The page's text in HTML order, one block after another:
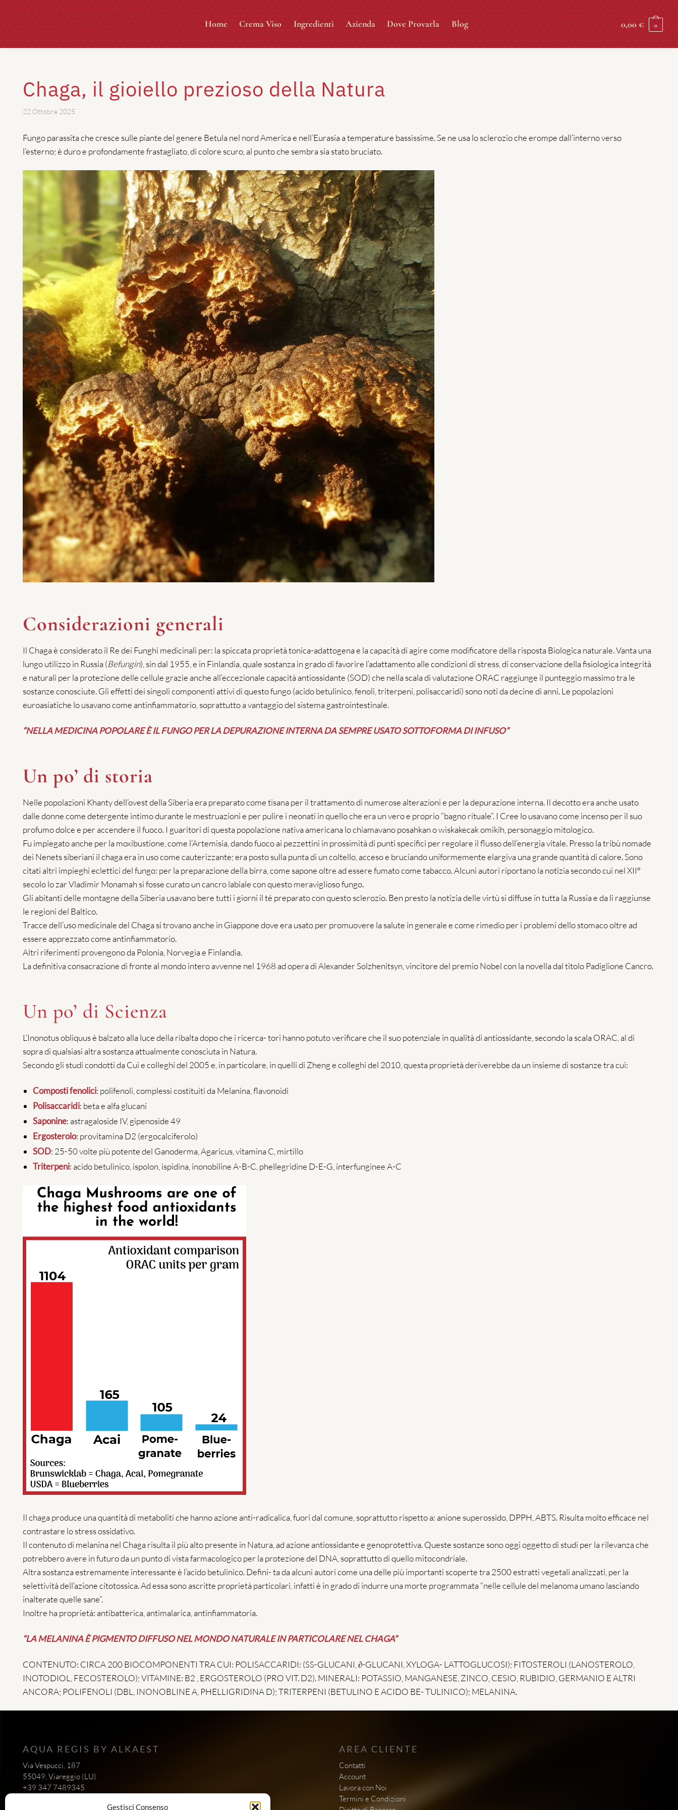
Gestisci Consenso
Home Crema Viso Ingredienti Azienda Dove Provarla Blog 0,00 € 0
Chaga, il gioiello prezioso della Natura
22 Ottobre 2025
Fungo parassita che cresce sulle piante del genere Betula nel nord America e nell’Eurasia a temperature bassissime. Se ne usa lo sclerozio che erompe dall’interno verso
l’esterno; è duro e profondamente frastagliato, di colore scuro, al punto che sembra sia stato bruciato.
Considerazioni generali
Il Chaga è considerato il Re dei Funghi medicinali per: la spiccata proprietà tonica-adattogena e la capacità di agire come modificatore della risposta Biologica naturale. Vanta una
lungo utilizzo in Russia (Befungin), sin dal 1955, e in Finlandia, quale sostanza in grado di favorire l’adattamento alle condizioni di stress, di conservazione della fisiologica integrità
e naturali per la protezione delle cellule grazie anche all’eccezionale capacità antiossidante (SOD) che nella scala di valutazione ORAC raggiunge il punteggio massimo tra le
sostanze conosciute. Gli effetti dei singoli componenti attivi di questo fungo (acido betulinico, fenoli, triterpeni, polisaccaridi) sono noti da decine di anni. Le popolazioni
euroasiatiche lo usavano come antinfiammatorio, soprattutto a vantaggio del sistema gastrointestinale.
“NELLA MEDICINA POPOLARE È IL FUNGO PER LA DEPURAZIONE INTERNA DA SEMPRE USATO SOTTOFORMA DI INFUSO”
Un po’ di storia
Nelle popolazioni Khanty dell’ovest della Siberia era preparato come tisana per il trattamento di numerose alterazioni e per la depurazione interna. Il decotto era anche usato
dalle donne come detergente intimo durante le mestruazioni e per pulire i neonati in quello che era un vero e proprio “bagno rituale”. I Cree lo usavano come incenso per il suo
profumo dolce e per accendere il fuoco. I guaritori di questa popolazione nativa americana lo chiamavano posahkan o wiskakecak omikih, personaggio mitologico.
Fu impiegato anche per la moxibustione, come l’Artemisia, dando fuoco ai pezzettini in prossimità di punti specifici per regolare il flusso dell’energia vitale. Presso la tribù nomade
dei Nenets siberiani il chaga era in uso come cauterizzante; era posto sulla punta di un coltello, acceso e bruciando uniformemente elargiva una grande quantità di calore. Sono
citati altri impieghi eclettici del fungo: per la preparazione della birra, come sapone oltre ad essere fumato come tabacco. Alcuni autori riportano la notizia secondo cui nel XII°
secolo lo zar Vladimir Monamah si fosse curato un cancro labiale con questo meraviglioso fungo.
Gli abitanti delle montagne della Siberia usavano bere tutti i giorni il té preparato con questo sclerozio. Ben presto la notizia delle virtù si diffuse in tutta la Russia e da li raggiunse
le regioni del Baltico.
Tracce dell’uso medicinale del Chaga si trovano anche in Giappone dove era usato per promuovere la salute in generale e come rimedio per i problemi dello stomaco oltre ad
essere apprezzato come antinfiammatorio.
Altri riferimenti provengono da Polonia, Norvegia e Finlandia.
La definitiva consacrazione di fronte al mondo intero avvenne nel 1968 ad opera di Alexander Solzhenitsyn, vincitore del premio Nobel con la novella dal titolo Padiglione Cancro.
Un po’ di Scienza
L’Inonotus obliquus è balzato alla luce della ribalta dopo che i ricerca- tori hanno potuto verificare che il suo potenziale in qualità di antiossidante, secondo la scala ORAC, al di
sopra di qualsiasi altra sostanza attualmente conosciuta in Natura.
Secondo gli studi condotti da Cui e colleghi del 2005 e, in particolare, in quelli di Zheng e colleghi del 2010, questa proprietà deriverebbe da un insieme di sostanze tra cui:
Composti fenolici: polifenoli, complessi costituiti da Melanina, flavonoidi
Polisaccaridi: beta e alfa glucani
Saponine: astragaloside IV, gipenoside 49
Ergosterolo: provitamina D2 (ergocalciferolo)
SOD: 25-50 volte più potente del Ganoderma, Agaricus, vitamina C, mirtillo
Triterpeni: acido betulinico, ispolon, ispidina, inonobiline A-B-C, phellegridine D-E-G, interfunginee A-C
Il chaga produce una quantità di metaboliti che hanno azione anti-radicalica, fuori dal comune, soprattutto rispetto a: anione superossido, DPPH, ABTS. Risulta molto efficace nel
contrastare lo stress ossidativo.
Il contenuto di melanina nel Chaga risulta il più alto presente in Natura, ad azione antiossidante e genoprotettiva. Queste sostanze sono oggi oggetto di studi per la rilevanza che
potrebbero avere in futuro da un punto di vista farmacologico per la protezione del DNA, soprattutto di quello mitocondriale.
Altra sostanza estremamente interessante è l’acido betulinico. Defini- ta da alcuni autori come una delle più importanti scoperte tra 2500 estratti vegetali analizzati, per la
selettività dell’azione citotossica. Ad essa sono ascritte proprietà particolari, infatti è in grado di indurre una morte programmata “nelle cellule del melanoma umano lasciando
inalterate quelle sane”.
Inoltre ha proprietà: antibatterica, antimalarica, antinfiammatoria.
“LA MELANINA È PIGMENTO DIFFUSO NEL MONDO NATURALE IN PARTICOLARE NEL CHAGA”
CONTENUTO: CIRCA 200 BIOCOMPONENTI TRA CUI: POLISACCARIDI: (SS-GLUCANI, ∂-GLUCANI, XYLOGA- LATTOGLUCOSI); FITOSTEROLI (LANOSTEROLO,
INOTODIOL, FECOSTEROLO); VITAMINE: B2 , ERGOSTEROLO (PRO VIT. D2). MINERALI: POTASSIO, MANGANESE, ZINCO, CESIO, RUBIDIO, GERMANIO E ALTRI
ANCORA; POLIFENOLI (DBL, INONOBLINE A, PHELLIGRIDINA D); TRITERPENI (BETULINO E ACIDO BE- TULINICO); MELANINA.
AQUA REGIS BY ALKAEST
Via Vespucci, 187
55049, Viareggio (LU)
+39 347 7489345
AREA CLIENTE
Contatti
Account
Lavora con Noi
Termini e Condizioni